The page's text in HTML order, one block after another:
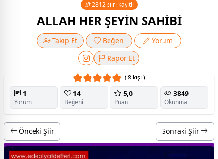
2812 şiiri kayıtlı
ALLAH HER ŞEYİN SAHİBİ
Takip Et Beğen
Yorum
Rapor Et
( 8 kişi )
1
Yorum
14
Beğeni
5,0
Puan
3849
Okunma
Önceki Şiir Sonraki Şiir